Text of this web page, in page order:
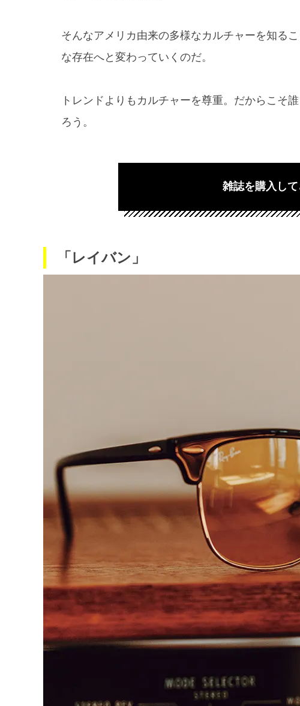
そんなアメリカ由来の多様なカルチャーを知る
な存在へと変わっていくのだ。
トレンドよりもカルチャーを尊重。だからこそ
ろう。
雑誌を購入して
「レイバン」